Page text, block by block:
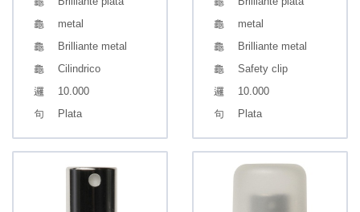
metal
Brilliante metal
Cilindrico
10.000
Plata
metal
Brilliante metal
Safety clip
10.000
Plata